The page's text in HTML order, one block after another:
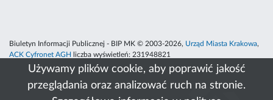
Używamy plików cookie, aby poprawić jakość
przeglądania oraz analizować ruch na stronie.
Biuletyn Informacji Publicznej - BIP MK © 2003-2026, Urząd Miasta Krakowa,
ACK Cyfronet AGH
liczba wyświetleń: 231948821